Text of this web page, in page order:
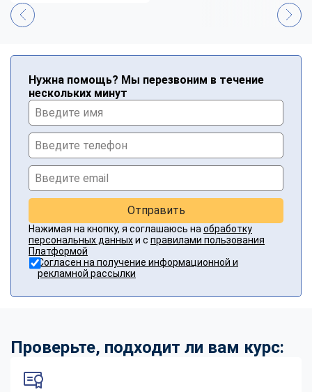
Нужна помощь? Мы перезвоним в течение
нескольких минут
Отправить
Нажимая на кнопку, я соглашаюсь на обработку
персональных данныхи с правилами пользования
Платформой
Согласен на получение информационной и
рекламной рассылки
Проверьте, подходит ли вам курс: